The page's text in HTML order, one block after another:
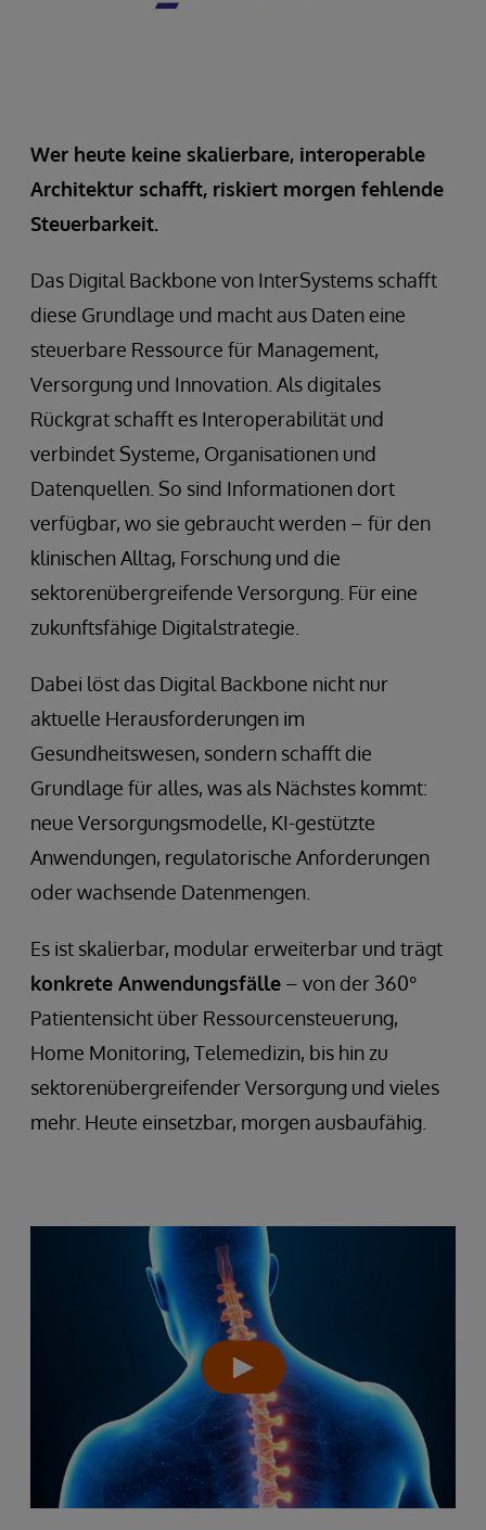
Wer heute keine skalierbare, interoperable
Architektur schafft, riskiert morgen fehlende
Steuerbarkeit.
Das Digital Backbone von InterSystems schafft
diese Grundlage und macht aus Daten eine
steuerbare Ressource für Management,
Versorgung und Innovation. Als digitales
Rückgrat schafft es Interoperabilität und
verbindet Systeme, Organisationen und
Datenquellen. So sind Informationen dort
verfügbar, wo sie gebraucht werden – für den
klinischen Alltag, Forschung und die
sektorenübergreifende Versorgung. Für eine
zukunftsfähige Digitalstrategie.
Dabei löst das Digital Backbone nicht nur
aktuelle Herausforderungen im
Gesundheitswesen, sondern schafft die
Grundlage für alles, was als Nächstes kommt:
neue Versorgungsmodelle, KI-gestützte
Anwendungen, regulatorische Anforderungen
oder wachsende Datenmengen.
Es ist skalierbar, modular erweiterbar und trägt
konkrete Anwendungsfälle – von der 360°
Patientensicht über Ressourcensteuerung,
Home Monitoring, Telemedizin, bis hin zu
sektorenübergreifender Versorgung und vieles
mehr. Heute einsetzbar, morgen ausbaufähig.